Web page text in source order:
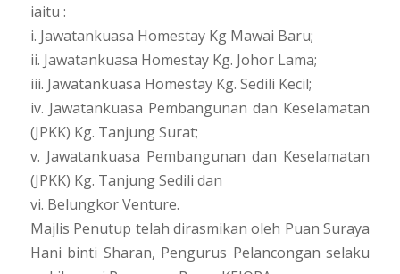
iaitu :
i. Jawatankuasa Homestay Kg Mawai Baru;
ii. Jawatankuasa Homestay Kg. Johor Lama;
iii. Jawatankuasa Homestay Kg. Sedili Kecil;
iv. Jawatankuasa Pembangunan dan Keselamatan
(JPKK) Kg. Tanjung Surat;
v. Jawatankuasa Pembangunan dan Keselamatan
(JPKK) Kg. Tanjung Sedili dan
vi. Belungkor Venture.
Majlis Penutup telah dirasmikan oleh Puan Suraya
Hani binti Sharan, Pengurus Pelancongan selaku